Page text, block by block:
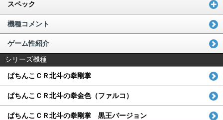
スペック
機種コメント
ゲーム性紹介
シリーズ機種
ぱちんこＣＲ北斗の拳剛掌
ぱちんこＣＲ北斗の拳金色（ファルコ）
ぱちんこＣＲ北斗の拳剛掌 黒王バージョン